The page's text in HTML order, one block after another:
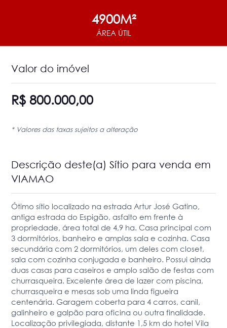
4900M²
ÁREA ÚTIL
Valor do imóvel
R$ 800.000,00
* Valores das taxas sujeitos a alteração
Descrição deste(a) Sítio para venda em
VIAMAO
Ótimo sítio localizado na estrada Artur José Gatino,
antiga estrada do Espigão, asfalto em frente à
propriedade, área total de 4,9 ha. Casa principal com
3 dormitórios, banheiro e amplas sala e cozinha. Casa
secundária com 2 dormitórios, um deles com closet,
sala com cozinha conjugada e banheiro. Possui ainda
duas casas para caseiros e amplo salão de festas com
churrasqueira. Excelente área de lazer com piscina,
churrasqueira e mesas sob uma linda figueira
centenária. Garagem coberta para 4 carros, canil,
galinheiro e galpão para oficina ou outra finalidade.
Localização privilegiada, distante 1,5 km do hotel Vila